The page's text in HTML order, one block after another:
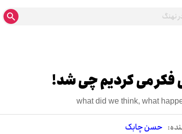
می کردیم چی شد!
what did we think, what
حسن چابک